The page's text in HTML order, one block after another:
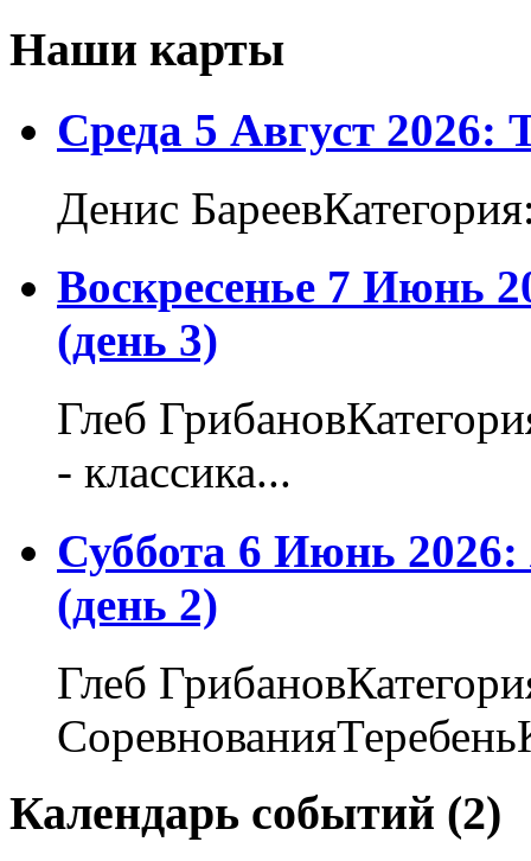
Наши карты
Среда 5 Август 2026:
Денис
Воскресенье 7 Июнь
(день 3)
Глеб
- классика...
Суббота 6 Июнь
(день 2)
Глеб
Календарь событий (2)